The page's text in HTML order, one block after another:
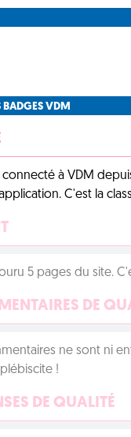
BADGES VDM
à VDM
C'est la
5 pages du site.
DE
ne sont ni
!
DE QUALITÉ